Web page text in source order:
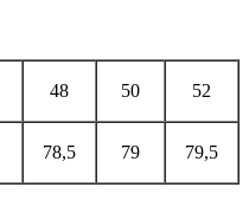
48 50 52
78,5 79 79,5